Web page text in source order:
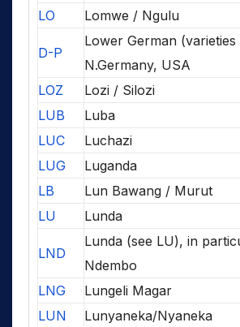
LO
Lomwe / Ngulu
D-P
Lower German (varieties
N.Germany, USA
LOZ
Lozi / Silozi
LUB
Luba
LUC
Luchazi
LUG
Luganda
LB
Lun Bawang / Murut
LU
Lunda
LND
Lunda (see LU), in
Ndembo
LNG
Lungeli Magar
LUN
Lunyaneka/Nyaneka